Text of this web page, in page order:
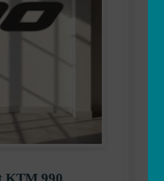
Sticker Autocollant KTM 990